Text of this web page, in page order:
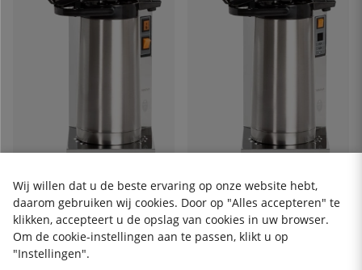
CREM
ThermoKinetic Thermos M,
Koffiezetapparaat - Crem
€ 625
CREM
ThermoKinetic Thermos A,
Koffiezetapparaat - Crem
€ 812
Wij willen dat u de beste ervaring op onze website hebt,
daarom gebruiken wij cookies. Door op "Alles accepteren" te
klikken, accepteert u de opslag van cookies in uw browser.
Om de cookie-instellingen aan te passen, klikt u op
"Instellingen".